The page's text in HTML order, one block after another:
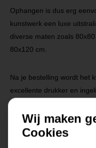
Ophangen is dus erg
kunstwerk een luxe
diverse maten zoals
80x120 cm.
Na je bestelling wordt het
excellente drukker en
Wij maken
Cookies